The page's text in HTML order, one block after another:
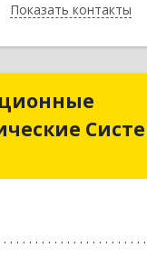
Показать контакты
Назад